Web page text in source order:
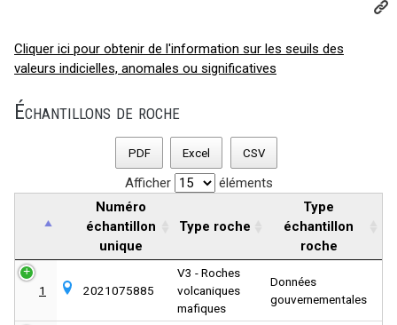
Cliquer ici pour obtenir de l'information sur les seuils des
valeurs indicielles, anomales ou significatives
Échantillons de roche
PDF Excel CSV
Afficher
éléments
Numéro
échantillon
unique
Type roche
Type
échantillon
roche
1 2021075885
V3 - Roches
volcaniques
mafiques
Données
gouvernementales